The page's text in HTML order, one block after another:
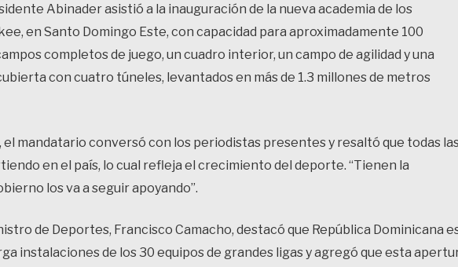
Abinader asistió a la inauguración de la nueva academia de los
en Santo Domingo Este, con capacidad para aproximadamente 100
completos de juego, un cuadro interior, un campo de agilidad y una
con cuatro túneles, levantados en más de 1.3 millones de metros
el mandatario conversó con los periodistas presentes y resaltó que todas
en el país, lo cual refleja el crecimiento del deporte. “Tienen la
los va a seguir apoyando”.
de Deportes, Francisco Camacho, destacó que República Dominicana
instalaciones de los 30 equipos de grandes ligas y agregó que esta